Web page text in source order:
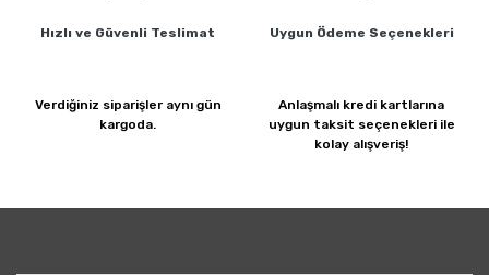
Hızlı ve Güvenli Teslimat
Verdiğiniz siparişler aynı gün
kargoda.
Uygun Ödeme Seçenekleri
Anlaşmalı kredi kartlarına
uygun taksit seçenekleri ile
kolay alışveriş!